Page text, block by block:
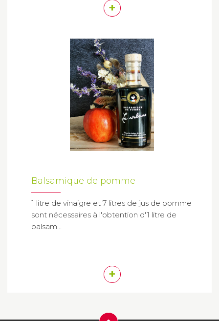
+
Balsamique de pomme
1 litre de vinaigre et 7 litres de jus de pomme
sont nécessaires à l'obtention d'1 litre de
balsam...
+